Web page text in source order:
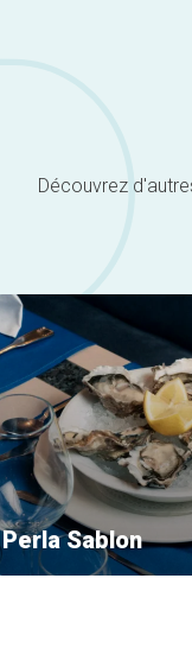
Découvrez
Perla Sablon